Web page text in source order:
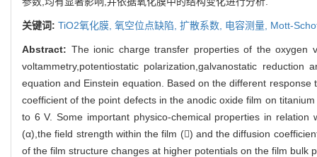
关键词: TiO2氧化膜, 氧空位点缺陷, 扩散系数, 电容测量, Mott-
Abstract: The ionic charge transfer properties of the oxygen
voltammetry,potentiostatic polarization,galvanostatic
equation and Einstein equation. Based on the different
coefficient of the point defects in the anodic oxide film on
to 6 V. Some important physico-chemical properties in
(α),the field strength within the film () and the diffusion
of the film structure changes at higher potentials on the film bulk